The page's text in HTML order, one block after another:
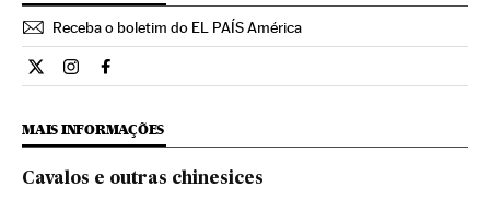
Receba o boletim do EL PAÍS América
Estilo El País Brasil en Twitter
Estilo El País Brasil en Instagram
Estilo El País Brasil en Facebook
MAIS INFORMAÇÕES
Cavalos e outras chinesices